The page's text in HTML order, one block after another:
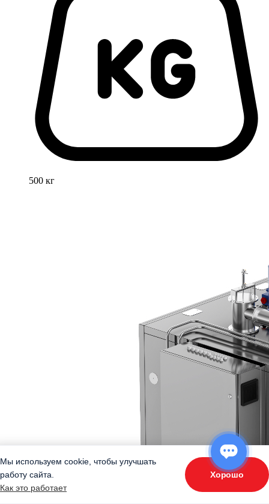
500 кг
Мы используем cookie, чтобы улучшать
работу сайта.
Как это работает
Хорошо
«Подберите оборудование»